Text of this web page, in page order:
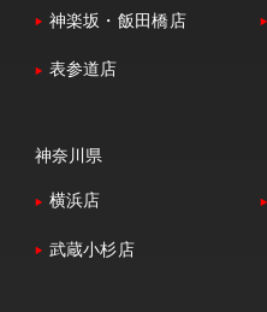
神楽坂・飯田橋店
表参道店
神奈川県
横浜店
武蔵小杉店